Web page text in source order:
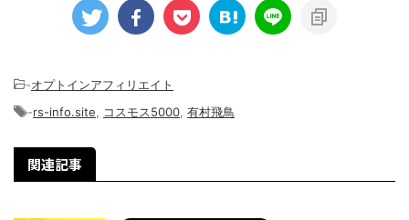
-オプトインアフィリエイト
-rs-info.site コスモス5000 有村飛鳥
関連記事